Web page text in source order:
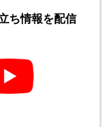
ち情報を配信